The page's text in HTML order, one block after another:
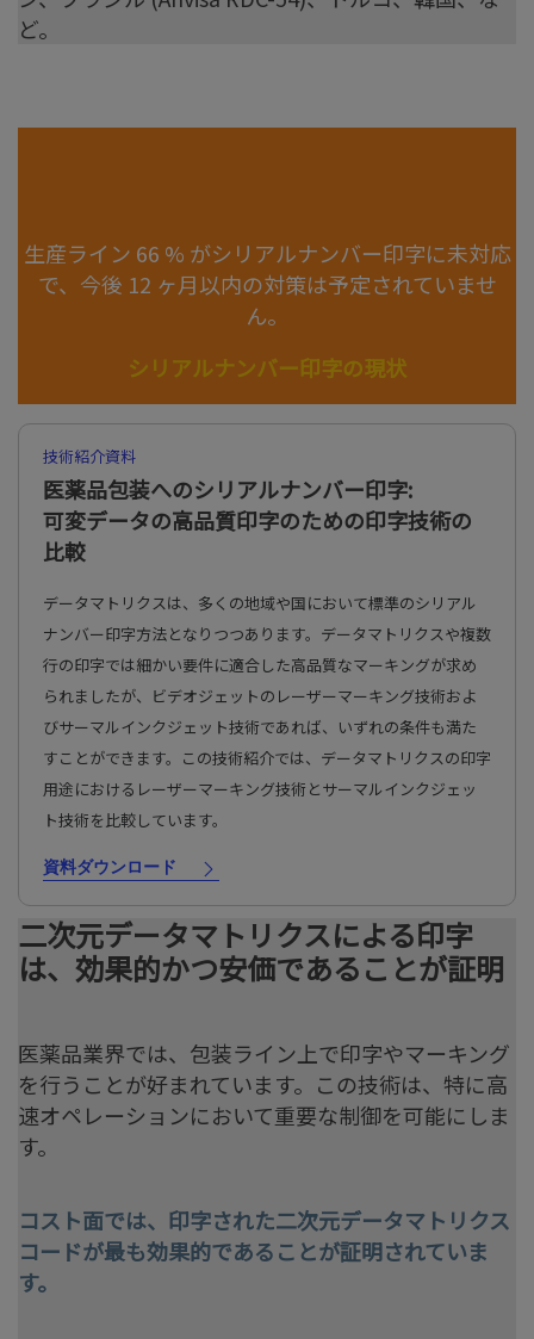
ど。
生産ライン 66 % がシリアルナンバー印字に未対応
で、今後 12 ヶ月以内の対策は予定されていませ
ん。
シリアルナンバー印字の現状
技術紹介資料
医薬品包装へのシリアルナンバー印字:
可変データの高品質印字のための印字技術の
比較
データマトリクスは、多くの地域や国において標準のシリアル
ナンバー印字方法となりつつあります。データマトリクスや複数
行の印字では細かい要件に適合した高品質なマーキングが求め
られましたが、ビデオジェットのレーザーマーキング技術およ
びサーマルインクジェット技術であれば、いずれの条件も満た
すことができます。この技術紹介では、データマトリクスの印字
用途におけるレーザーマーキング技術とサーマルインクジェッ
ト技術を比較しています。
資料ダウンロード
二次元データマトリクスによる印字
は、効果的かつ安価であることが証明
医薬品業界では、包装ライン上で印字やマーキング
を行うことが好まれています。この技術は、特に高
速オペレーションにおいて重要な制御を可能にしま
す。
コスト面では、印字された二次元データマトリクス
コードが最も効果的であることが証明されていま
す。